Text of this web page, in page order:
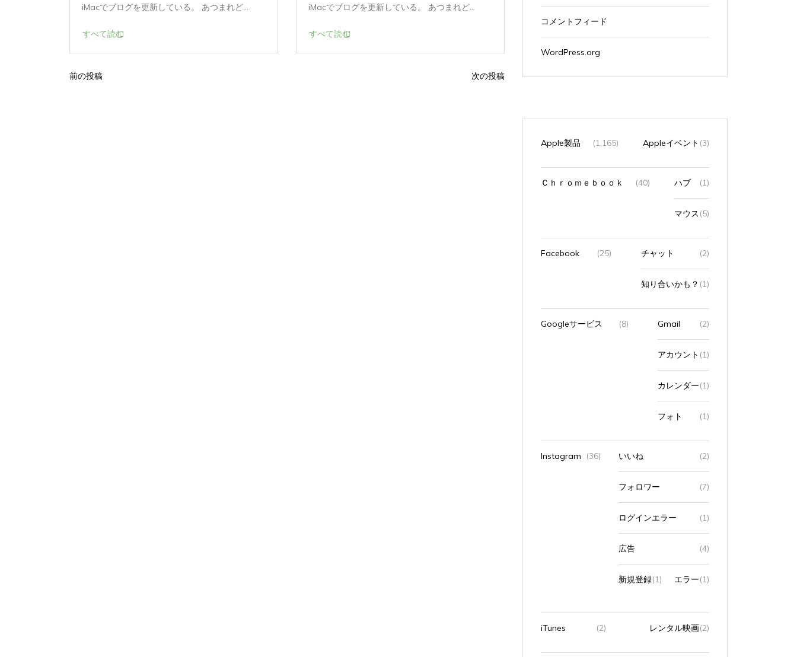
iMacでブログを更新している。 あつまれど...
すべて読む
iMacでブログを更新している。 あつまれど...
すべて読む
iMacでブログを更新している。 あつまれど...
投
前の投稿 次の投稿
コメントフィード
WordPress.org
Apple製品 (1,165) Appleイベント (3)
Ｃｈｒｏｍｅｂｏｏｋ (40) ハブ (1)
マウス (5)
Facebook (25) チャット (2)
知り合いかも？ (1)
Googleサービス (8) Gmail (2)
アカウント (1)
カレンダー(1)
フォト (1)
Instagram (36) いいね (2)
フォロワー (7)
ログインエラー (1)
広告 (4)
新規登録(1) エラー(1)
iTunes (2) レンタル映画(2)